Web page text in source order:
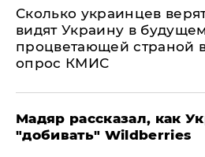
Сколько украинцев
видят Украину в будущем
процветающей страной
опрос КМИС
Мадяр рассказал, как
"добивать" Wildberries